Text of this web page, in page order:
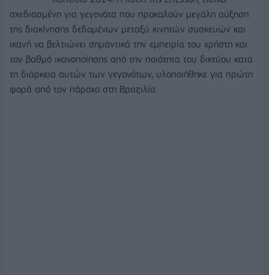
σχεδιασμένη για γεγονότα που προκαλούν μεγάλη αύξηση
της διακίνησης δεδομένων μεταξύ κινητών συσκευών και
ικανή να βελτιώνει σημαντικά την εμπειρία του χρήστη και
τον βαθμό ικανοποίησης από την ποιότητα του δικτύου κατά
τη διάρκεια αυτών των γεγονότων, υλοποιήθηκε για πρώτη
φορά από τον πάροχο στη Βραζιλία.